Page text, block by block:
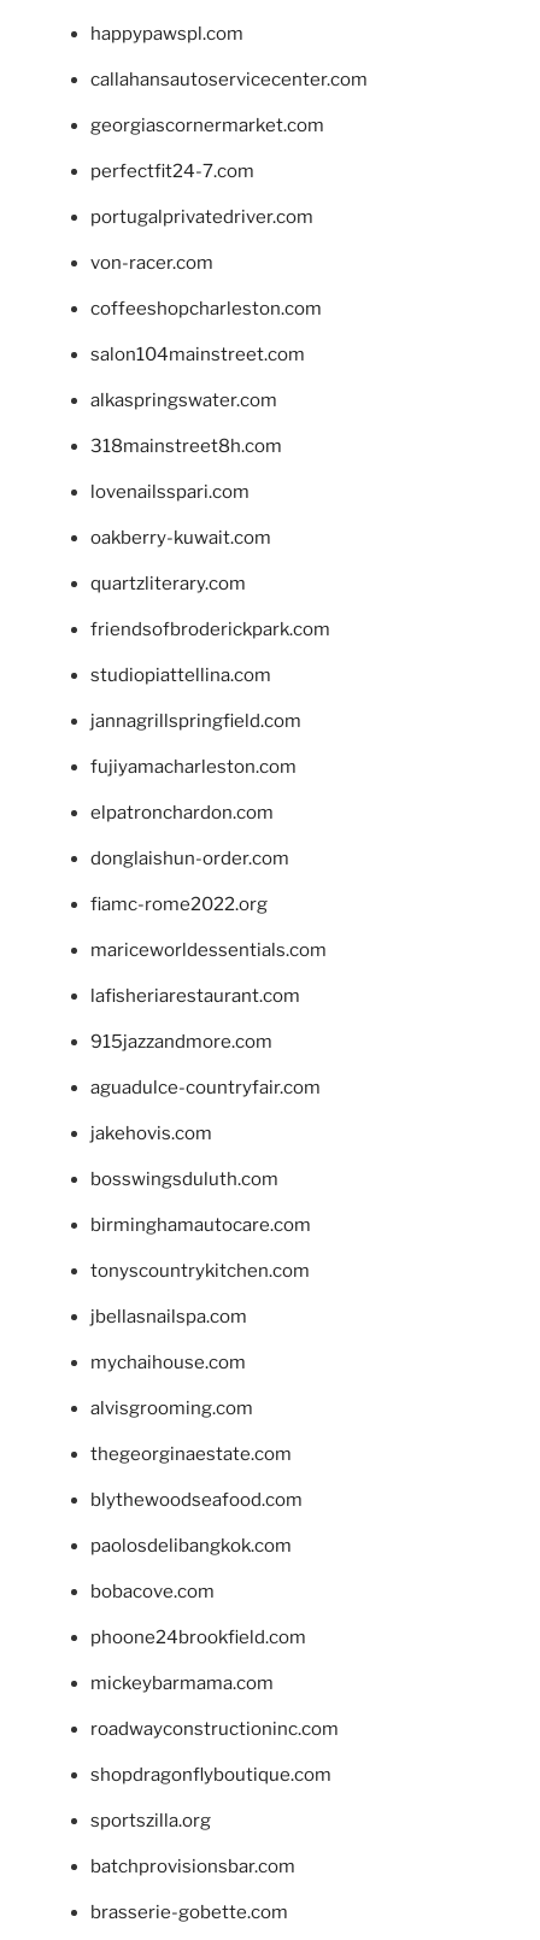
happypawspl.com
callahansautoservicecenter.com
georgiascornermarket.com
perfectfit24-7.com
portugalprivatedriver.com
von-racer.com
coffeeshopcharleston.com
salon104mainstreet.com
alkaspringswater.com
318mainstreet8h.com
lovenailsspari.com
oakberry-kuwait.com
quartzliterary.com
friendsofbroderickpark.com
studiopiattellina.com
jannagrillspringfield.com
fujiyamacharleston.com
elpatronchardon.com
donglaishun-order.com
fiamc-rome2022.org
mariceworldessentials.com
lafisheriarestaurant.com
915jazzandmore.com
aguadulce-countryfair.com
jakehovis.com
bosswingsduluth.com
birminghamautocare.com
tonyscountrykitchen.com
jbellasnailspa.com
mychaihouse.com
alvisgrooming.com
thegeorginaestate.com
blythewoodseafood.com
paolosdelibangkok.com
bobacove.com
phoone24brookfield.com
mickeybarmama.com
roadwayconstructioninc.com
shopdragonflyboutique.com
sportszilla.org
batchprovisionsbar.com
brasserie-gobette.com